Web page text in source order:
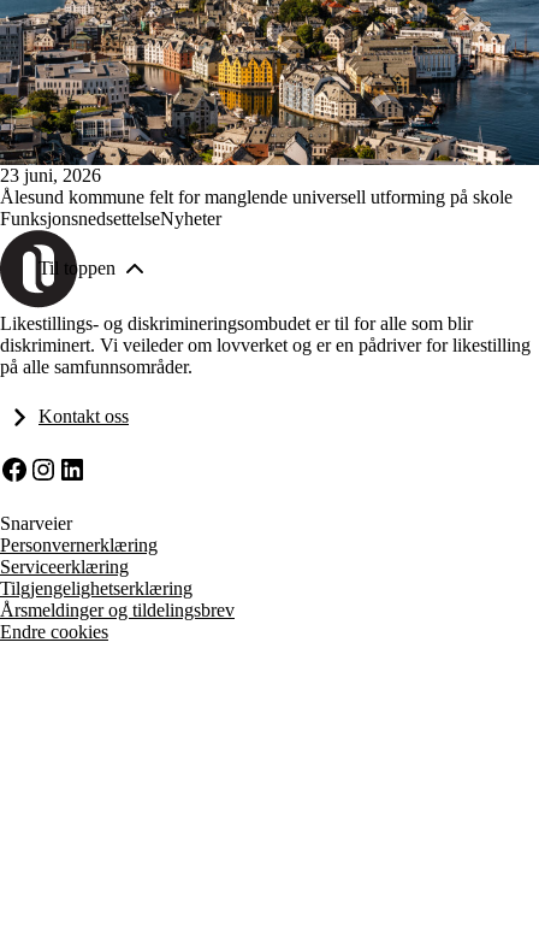
23 juni, 2026
Ålesund kommune felt for manglende universell utforming på skole
FunksjonsnedsettelseNyheter
Til toppen
Likestillings- og diskrimineringsombudet er til for alle som blir
diskriminert. Vi veileder om lovverket og er en pådriver for likestilling
på alle samfunnsområder.
Kontakt oss
Facebook
Instagram
LinkedIn
Snarveier
Personvernerklæring
Serviceerklæring
Tilgjengelighetserklæring
Årsmeldinger og tildelingsbrev
Endre cookies